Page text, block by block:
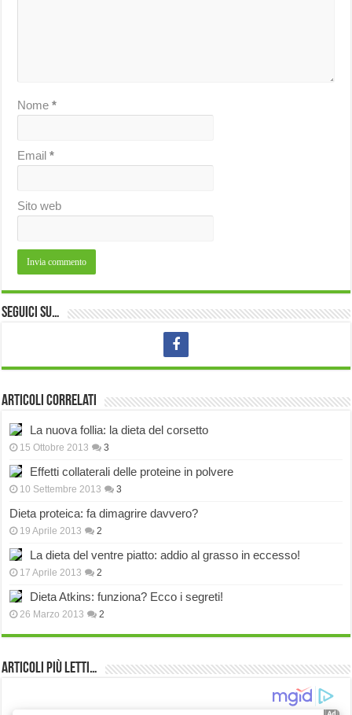
Nome*
Email*
Sito web
Seguici su…
Articoli correlati
La nuova follia: la dieta del corsetto
15 Ottobre 2013 3
Effetti collaterali delle proteine in polvere
10 Settembre 2013 3
Dieta proteica: fa dimagrire davvero?
19 Aprile 2013 2
La dieta del ventre piatto: addio al grasso in eccesso!
17 Aprile 2013 2
Dieta Atkins: funziona? Ecco i segreti!
26 Marzo 2013 2
Articoli più Letti…